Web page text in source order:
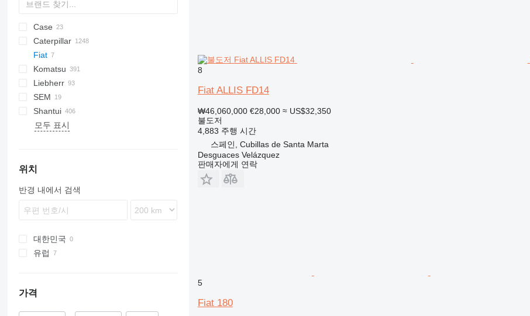
Case
1650
2050M
Caterpillar
318
571G
824
931
943
953
M-series
75
TD
TD
Fiat
FD
FD
C-series
D-series
E-series
SD
TD
HX-series
225
426
750
850
Komatsu
D series
Liebherr
L-series
LR
PR
856
D-series
ED
SEM
816
822
Shantui
DH
B-series
ZD
모두 표시
위치
반경 내에서 검색
대한민국
유럽
가격
8
Fiat ALLIS FD14
₩46,060,000 €28,000 ≈ US$32,350
불도저
4,883 주행 시간
스페인, Cubillas de Santa Marta
Desguaces Velázquez
판매자에게 연락
5
Fiat 180